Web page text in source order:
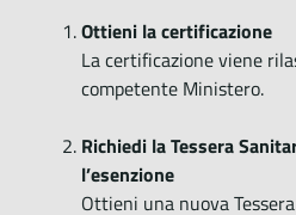
Ottieni la certificazione
La certificazione viene
competente Ministero.
Richiedi la Tessera
l’esenzione
Ottieni una nuova